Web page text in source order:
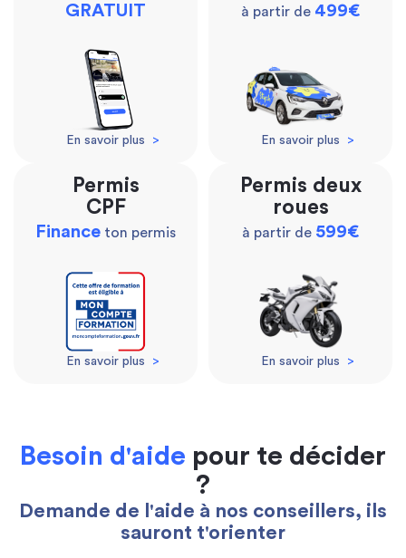
GRATUIT
En savoir plus >
à partir de 499€
En savoir plus >
Permis
CPF
Finance ton permis
En savoir plus >
Permis deux
roues
à partir de 599€
En savoir plus >
Besoin d'aide pour te décider
?
Demande de l'aide à nos conseillers, ils
sauront t'orienter